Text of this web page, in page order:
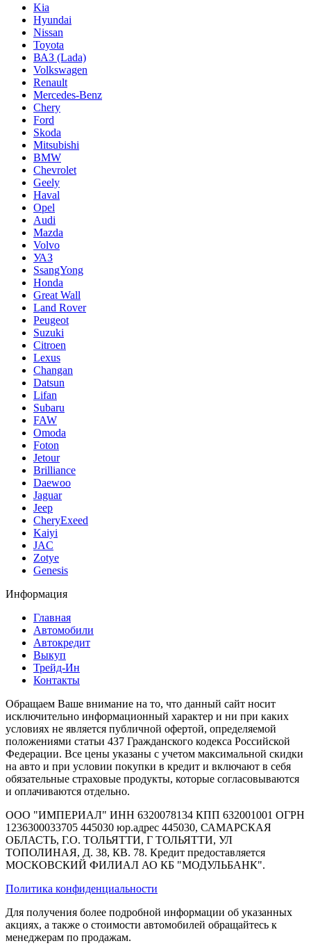
Kia
Hyundai
Nissan
Toyota
ВАЗ (Lada)
Volkswagen
Renault
Mercedes-Benz
Chery
Ford
Skoda
Mitsubishi
BMW
Chevrolet
Geely
Haval
Opel
Audi
Mazda
Volvo
УАЗ
SsangYong
Honda
Great Wall
Land Rover
Peugeot
Suzuki
Citroen
Lexus
Changan
Datsun
Lifan
Subaru
FAW
Omoda
Foton
Jetour
Brilliance
Daewoo
Jaguar
Jeep
CheryExeed
Kaiyi
JAC
Zotye
Genesis
Информация
Главная
Автомобили
Автокредит
Выкуп
Трейд-Ин
Контакты
Обращаем Ваше внимание на то, что данный сайт носит
исключительно информационный характер и ни при каких
условиях не является публичной офертой, определяемой
положениями статьи 437 Гражданского кодекса Российской
Федерации. Все цены указаны с учетом максимальной скидки
на авто и при условии покупки в кредит и включают в себя
обязательные страховые продукты, которые согласовываются
и оплачиваются отдельно.
ООО "ИМПЕРИАЛ" ИНН 6320078134 КПП 632001001 ОГРН
1236300033705 445030 юр.адрес 445030, САМАРСКАЯ
ОБЛАСТЬ, Г.О. ТОЛЬЯТТИ, Г ТОЛЬЯТТИ, УЛ
ТОПОЛИНАЯ, Д. 38, КВ. 78. Кредит предоставляется
МОСКОВСКИЙ ФИЛИАЛ АО КБ "МОДУЛЬБАНК".
Политика конфиденциальности
Для получения более подробной информации об указанных
акциях, а также о стоимости автомобилей обращайтесь к
менеджерам по продажам.